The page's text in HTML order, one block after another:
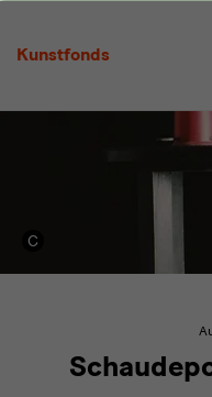
Kunstfonds
#9